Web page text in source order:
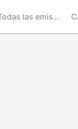
Todas las emisoras